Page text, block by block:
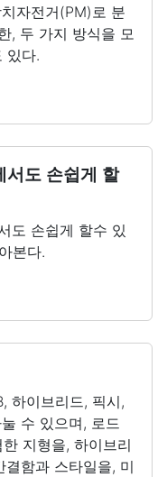
자전거(PM)로 분
, 두 가지 방식을 모
있다.
서도 손쉽게 할
도 손쉽게 할수 있
본다.
하이브리드, 픽시,
수 있으며, 로드
지형을, 하이브리
함과 스타일을, 미